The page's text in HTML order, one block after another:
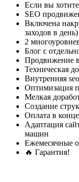
Если вы
SEO
Включена
заходов в день)
2
Блог с
Продвижение
Техническая
Внутренняя
Оптимизация
Мелкая
Создание
Оплата в
Адаптация
машин
Ежемесячные
🔥 Гарантия!